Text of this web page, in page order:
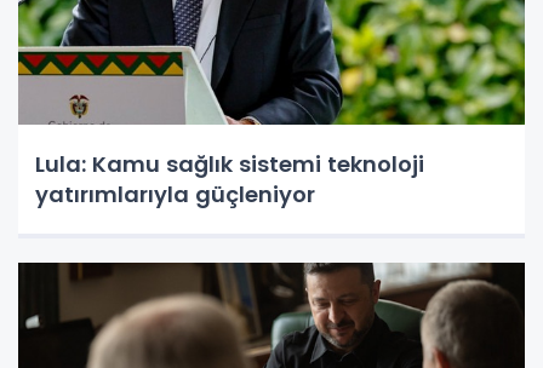
Lula: Kamu sağlık sistemi teknoloji
yatırımlarıyla güçleniyor